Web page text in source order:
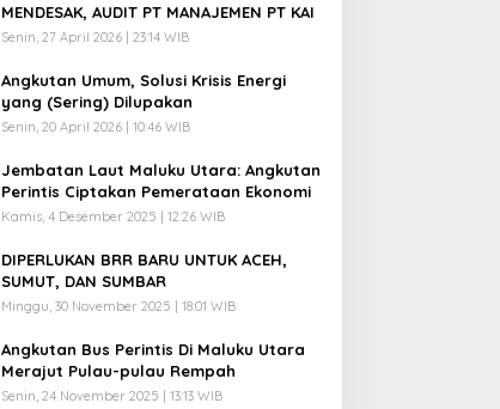
MENDESAK, AUDIT PT MANAJEMEN PT KAI
Senin, 27 April 2026 | 23:14 WIB
Angkutan Umum, Solusi Krisis Energi
yang (Sering) Dilupakan
Senin, 20 April 2026 | 10:46 WIB
Jembatan Laut Maluku Utara: Angkutan
Perintis Ciptakan Pemerataan Ekonomi
Kamis, 4 Desember 2025 | 12:26 WIB
DIPERLUKAN BRR BARU UNTUK ACEH,
SUMUT, DAN SUMBAR
Minggu, 30 November 2025 | 18:01 WIB
Angkutan Bus Perintis Di Maluku Utara
Merajut Pulau-pulau Rempah
Senin, 24 November 2025 | 13:13 WIB